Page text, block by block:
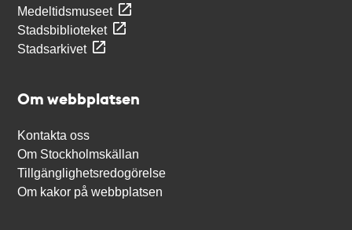
Medeltidsmuseet
Stadsbiblioteket
Stadsarkivet
Om webbplatsen
Kontakta oss
Om Stockholmskällan
Tillgänglighetsredogörelse
Om kakor på webbplatsen